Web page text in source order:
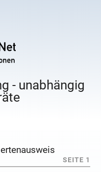
- unabhängig
SEITE 1